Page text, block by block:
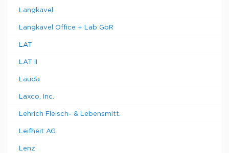
Langkavel
Langkavel Office + Lab GbR
LAT
LAT II
Lauda
Laxco, Inc.
Lehrich Fleisch- & Lebensmitt.
Leifheit AG
Lenz